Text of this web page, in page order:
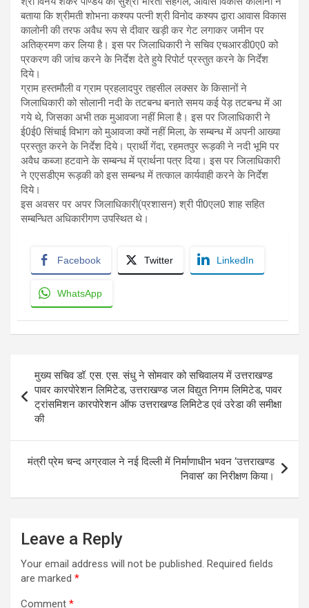
बताया कि श्रीमती शोभना कश्यप पत्नी श्री विनोद कश्यप द्वारा आवास विकास
कालोनी की तरफ अवैध रूप से दीवार खड़ी कर गेट लगाकर जमीन पर
अतिक्रमण कर लिया है। इस पर जिलाधिकारी ने सचिव एचआरडी0ए0 को
प्रकरण की जांच करने के निर्देश देते हुये रिपोर्ट प्रस्तुत करने के निर्देश
दिये।
ग्राम हस्तमौली व ग्राम प्रहलादपुर तहसील लक्सर के किसानों ने
जिलाधिकारी को सोलानी नदी के तटबन्ध बनाते समय कई पेड़ तटबन्ध में आ
गये थे, जिसका अभी तक मुआवजा नहीं मिला है। इस पर जिलाधिकारी ने
ई0ई0 सिंचाई विभाग को मुआवजा क्यों नहीं मिला, के सम्बन्ध में अपनी आख्या
प्रस्तुत करने के निर्देश दिये। प्रार्थी गेंदा, रहमतपुर रूड़की ने नदी भूमि पर
अवैध कब्जा हटवाने के सम्बन्ध में प्रार्थना पत्र दिया। इस पर जिलाधिकारी
ने एएसडीएम रूड़की को इस सम्बन्ध में तत्काल कार्यवाही करने के निर्देश
दिये।
इस अवसर पर अपर जिलाधिकारी(प्रशासन) श्री पी0एल0 शाह सहित
सम्बन्धित अधिकारीगण उपस्थित थे।
Facebook Twitter LinkedIn
WhatsApp
navigation
मुख्य सचिव डॉ. एस. एस. संधु ने सोमवार को सचिवालय में उत्तराखण्ड
पावर कारपोरेशन लिमिटेड, उत्तराखण्ड जल विद्युत निगम लिमिटेड, पावर
ट्रांसमिशन कारपोरेशन ऑफ उत्तराखण्ड लिमिटेड एवं उरेडा की समीक्षा
की
मंत्री प्रेम चन्द अग्रवाल ने नई दिल्ली में निर्माणाधीन भवन ‘उत्तराखण्ड
निवास’ का निरीक्षण किया।
Leave a Reply
Your email address will not be published. Required fields
are marked *
Comment *